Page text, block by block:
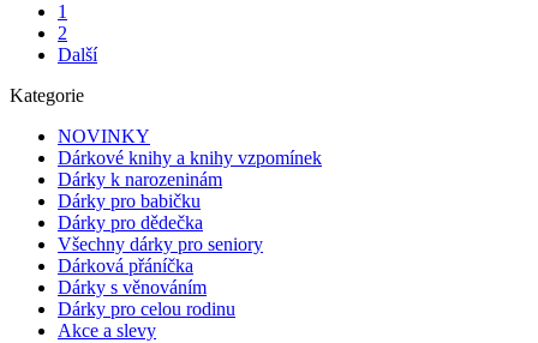
1
2
Další
Kategorie
NOVINKY
Dárkové knihy a knihy vzpomínek
Dárky k narozeninám
Dárky pro babičku
Dárky pro dědečka
Všechny dárky pro seniory
Dárková přáníčka
Dárky s věnováním
Dárky pro celou rodinu
Akce a slevy